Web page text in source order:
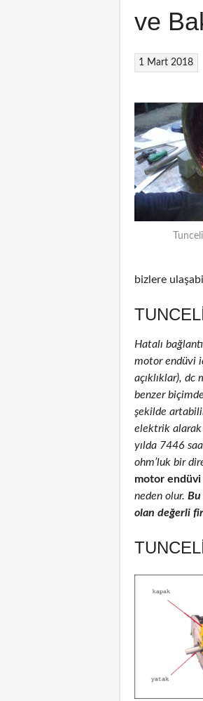
ve
1 Mart 2018
bizlere
Hatalı
motor endüvi
açıklıklar), dc
benzer
şekilde
elektrik alarak
yılda 7446
ohm’luk bir
motor endüvi
neden olur. Bu
olan değerli